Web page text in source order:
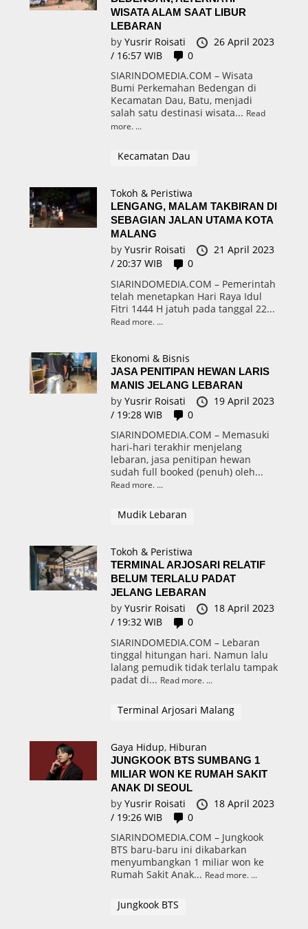
WISATA ALAM SAAT LIBUR
LEBARAN
by Yusrir Roisati
26 April 2023
/ 16:57 WIB
0
SIARINDOMEDIA.COM – Wisata
Bumi Perkemahan Bedengan di
Kecamatan Dau, Batu, menjadi
salah satu destinasi wisata... Read
more.
Kecamatan Dau
Tokoh & Peristiwa
LENGANG, MALAM TAKBIRAN DI
SEBAGIAN JALAN UTAMA KOTA
MALANG
by Yusrir Roisati
21 April 2023
/ 20:37 WIB
0
SIARINDOMEDIA.COM – Pemerintah
telah menetapkan Hari Raya Idul
Fitri 1444 H jatuh pada tanggal 22...
Read more.
Ekonomi & Bisnis
JASA PENITIPAN HEWAN LARIS
MANIS JELANG LEBARAN
by Yusrir Roisati
19 April 2023
/ 19:28 WIB
0
SIARINDOMEDIA.COM – Memasuki
hari-hari terakhir menjelang
lebaran, jasa penitipan hewan
sudah full booked (penuh) oleh...
Read more.
Mudik Lebaran
Tokoh & Peristiwa
TERMINAL ARJOSARI RELATIF
BELUM TERLALU PADAT
JELANG LEBARAN
by Yusrir Roisati
18 April 2023
/ 19:32 WIB
0
SIARINDOMEDIA.COM – Lebaran
tinggal hitungan hari. Namun lalu
lalang pemudik tidak terlalu tampak
padat di... Read more.
Terminal Arjosari Malang
Gaya Hidup, Hiburan
JUNGKOOK BTS SUMBANG 1
MILIAR WON KE RUMAH SAKIT
ANAK DI SEOUL
by Yusrir Roisati
18 April 2023
/ 19:26 WIB
0
SIARINDOMEDIA.COM – Jungkook
BTS baru-baru ini dikabarkan
menyumbangkan 1 miliar won ke
Rumah Sakit Anak... Read more.
Jungkook BTS